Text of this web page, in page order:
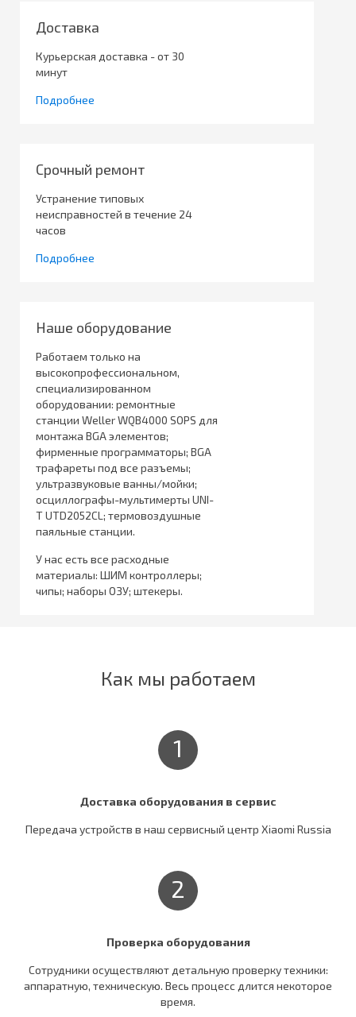
Доставка
Курьерская доставка - от 30
минут
Подробнее
Срочный ремонт
Устранение типовых
неисправностей в течение 24
часов
Подробнее
Наше оборудование
Работаем только на
высокопрофессиональном,
специализированном
оборудовании: ремонтные
станции Weller WQB4000 SOPS для
монтажа BGA элементов;
фирменные программаторы; BGA
трафареты под все разъемы;
ультразвуковые ванны/мойки;
осциллографы-мультимерты UNI-
T UTD2052CL; термовоздушные
паяльные станции.
У нас есть все расходные
материалы: ШИМ контроллеры;
чипы; наборы ОЗУ; штекеры.
Как мы работаем
1
Доставка оборудования в сервис
Передача устройств в наш сервисный центр Xiaomi Russia
2
Проверка оборудования
Сотрудники осуществляют детальную проверку техники:
аппаратную, техническую. Весь процесс длится некоторое
время.